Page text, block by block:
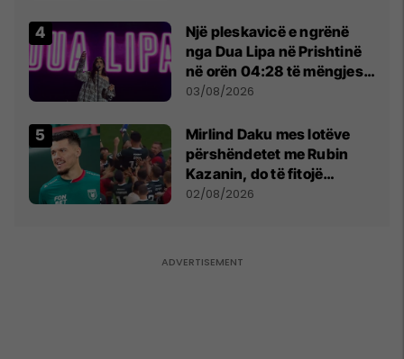
Një pleskavicë e ngrënë
nga Dua Lipa në Prishtinë
në orën 04:28 të mëngjesit
- dhe bota digjitale serbe
03/08/2026
Mirlind Daku mes lotëve
përshëndetet me Rubin
Kazanin, do të fitojë
miliona te Spartak Moska
02/08/2026